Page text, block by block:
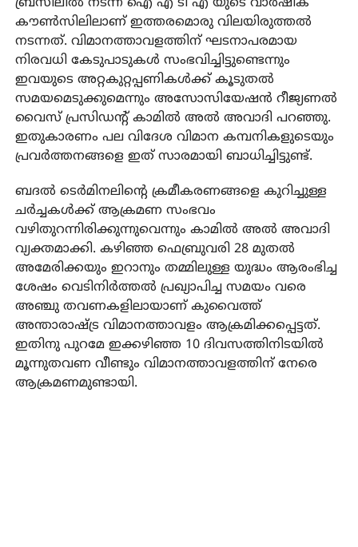
കൗണ്‍സിലിലാണ് ഇത്തരമൊരു വിലയിരുത്തല്‍
നടന്നത്. വിമാനത്താവളത്തിന് ഘടനാപരമായ
നിരവധി കേടുപാടുകള്‍ സംഭവിച്ചിട്ടുണ്ടെന്നും
ഇവയുടെ അറ്റകുറ്റപ്പണികള്‍ക്ക് കൂടുതല്‍
സമയമെടുക്കുമെന്നും അസോസിയേഷന്‍ റീജ്യണല്‍
വൈസ് പ്രസിഡന്റ് കാമില്‍ അല്‍ അവാദി പറഞ്ഞു.
ഇതുകാരണം പല വിദേശ വിമാന കമ്പനികളുടെയും
പ്രവര്‍ത്തനങ്ങളെ ഇത് സാരമായി ബാധിച്ചിട്ടുണ്ട്.
ബദല്‍ ടെര്‍മിനലിന്റെ ക്രമീകരണങ്ങളെ കുറിച്ചുള്ള
ചര്‍ച്ചകള്‍ക്ക് ആക്രമണ സംഭവം
വഴിതുറന്നിരിക്കുന്നുവെന്നും കാമില്‍ അല്‍ അവാദി
വ്യക്തമാക്കി. കഴിഞ്ഞ ഫെബ്രുവരി 28 മുതല്‍
അമേരിക്കയും ഇറാനും തമ്മിലുള്ള യുദ്ധം ആരംഭിച്ച
ശേഷം വെടിനിര്‍ത്തല്‍ പ്രഖ്യാപിച്ച സമയം വരെ
അഞ്ചു തവണകളിലായാണ് കുവൈത്ത്
അന്താരാഷ്ട്ര വിമാനത്താവളം ആക്രമിക്കപ്പെട്ടത്.
ഇതിനു പുറമേ ഇക്കഴിഞ്ഞ 10 ദിവസത്തിനിടയില്‍
മൂന്നുതവണ വീണ്ടും വിമാനത്താവളത്തിന് നേരെ
ആക്രമണമുണ്ടായി.